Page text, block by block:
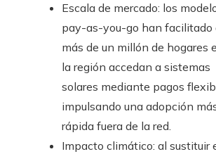
Escala de mercado: los
pay-as-you-go han facilitado
más de un millón de hogares
la región accedan a sistemas
solares mediante pagos
impulsando una adopción
rápida fuera de la red.
Impacto climático: al sustituir